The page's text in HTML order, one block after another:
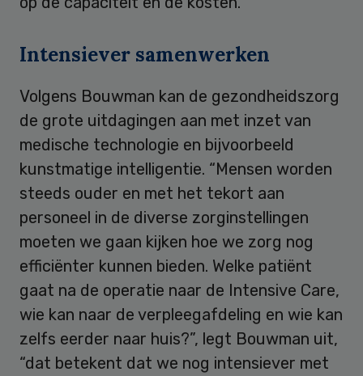
Intensiever samenwerken
Volgens Bouwman kan de gezondheidszorg
de grote uitdagingen aan met inzet van
medische technologie en bijvoorbeeld
kunstmatige intelligentie. “Mensen worden
steeds ouder en met het tekort aan
personeel in de diverse zorginstellingen
moeten we gaan kijken hoe we zorg nog
efficiënter kunnen bieden. Welke patiënt
gaat na de operatie naar de Intensive Care,
wie kan naar de verpleegafdeling en wie kan
zelfs eerder naar huis?”, legt Bouwman uit,
“dat betekent dat we nog intensiever met